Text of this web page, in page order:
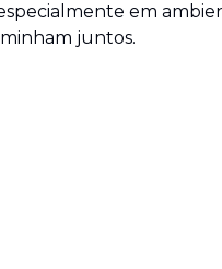
em
juntos.